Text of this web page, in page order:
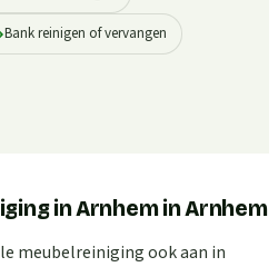
Bank reinigen of vervangen
in ArnheminArnhem
meubelreiniging ook aan in